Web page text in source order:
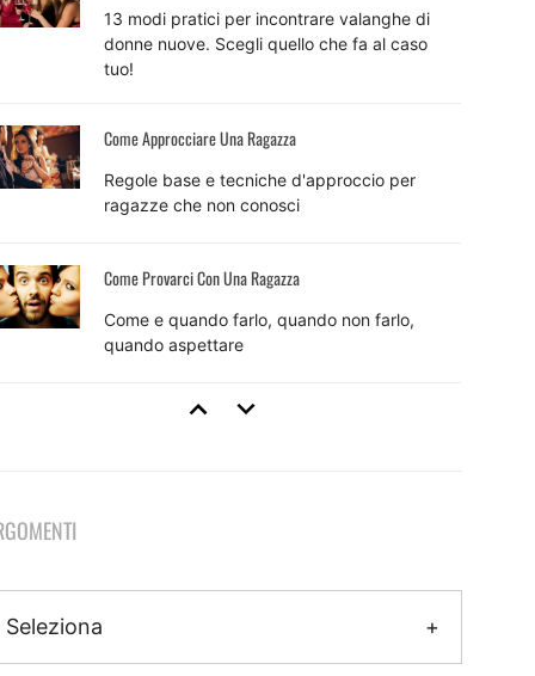
13 modi pratici per incontrare valanghe di
donne nuove. Scegli quello che fa al caso
tuo!
Come Approcciare Una Ragazza
Regole base e tecniche d'approccio per
ragazze che non conosci
Come Provarci Con Una Ragazza
Come e quando farlo, quando non farlo,
quando aspettare
Tecniche Di Seduzione
Seleziona